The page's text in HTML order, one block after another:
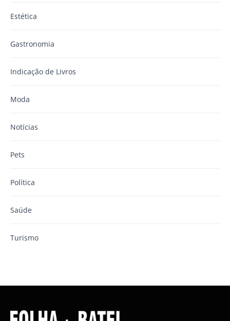
Estética
Gastronomia
Indicação de Livros
Moda
Notícias
Pets
Política
Saúde
Turismo